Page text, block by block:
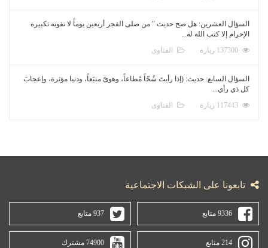
السؤال العشرين: هل صح حديث " من صلى الفجر أربعين يوماً لا تفوته تكبيرة
الإحرام إلا كتب الله له...
الفتاوى
السؤال السابع: حديث: (إذا رأيتَ شُحّاً مُطاعاً، وهوىً متبَعاً، ودنيا مؤثرة، وإعجابَ
كل ذي رأي...
الفتاوى
تابعونا على الشبكات الاجتماعية
9336 متابع 937 متابع
214 متابع 74900 مشترك